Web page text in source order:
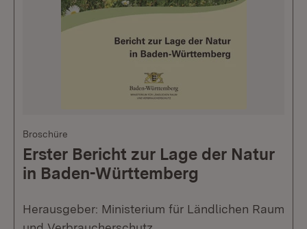
Broschüre
Erster Bericht zur Lage der Natur
in Baden-Württemberg
Herausgeber: Ministerium für Ländlichen Raum